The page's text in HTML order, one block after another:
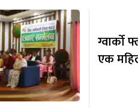
ग्वार्को
एक